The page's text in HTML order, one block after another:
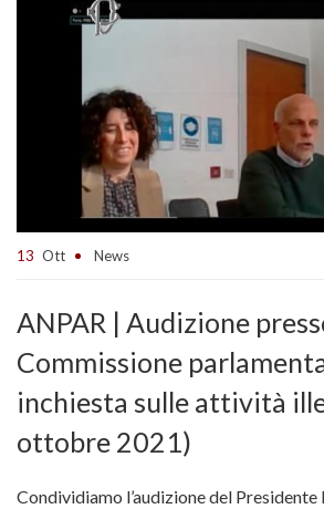
13 Ott News
ANPAR | Audizione
Commissione
inchiesta sulle attività
ottobre 2021)
Condividiamo l’audizione del